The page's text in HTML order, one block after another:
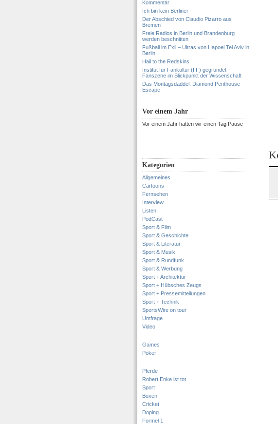
Kommentar
Ich bin kein Berliner
Der Abschied von Claudio Pizarro aus
Bremen
Freie Radios in Berlin und Brandenburg
werden beschnitten
Fußball im Exil – Ultras von Hapoel Tel Aviv in
Berlin
Hail to the Redskins
Institut für Fankultur (IfF) gegründet –
Fanszene im Blickpunkt der Wissenschaft
Das Montagsdaddel: Diamond Penthouse
Escape
Vor einem Jahr
Vor einem Jahr hatten wir einen Tag Pause
Kategorien
Allgemeines
Cartoons
Fernsehen
Interview
Listen
PodCast
Sport & Film
Sport & Geschichte
Sport & Literatur
Sport & Musik
Sport & Rundfunk
Sport & Werbung
Sport + Architektur
Sport + Hübsches Zeugs
Sport + Pressemitteilungen
Sport + Technik
SportsWire on tour
Umfrage
Video
Games
Poker
Pferde
Robert Enke ist tot
Sport
Boxen
Cricket
Doping
Formel 1